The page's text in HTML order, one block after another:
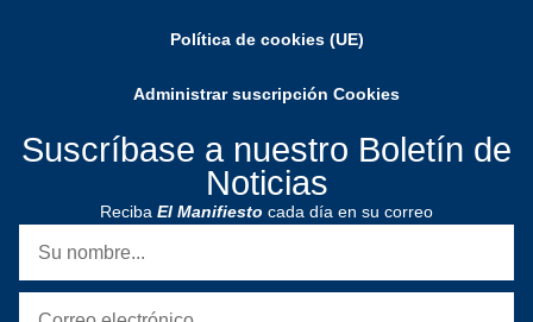
Política de cookies (UE)
Administrar suscripción Cookies
Suscríbase a nuestro Boletín de
Noticias
Reciba El Manifiesto cada día en su correo